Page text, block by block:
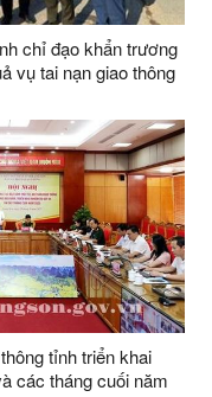
chỉ đạo khẩn trương
vụ tai nạn giao thông
42+600, Quốc lộ 1,
Nhân Lý
tỉnh triển khai
các tháng cuối năm